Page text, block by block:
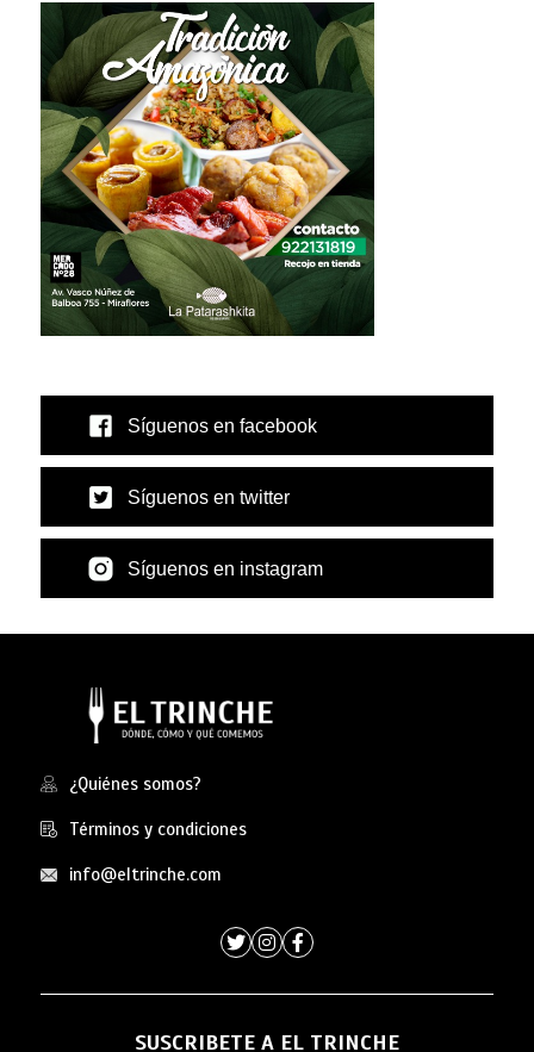
Síguenos en facebook
Síguenos en twitter
Síguenos en instagram
¿Quiénes somos?
Términos y condiciones
info@eltrinche.com
SUSCRIBETE A EL TRINCHE